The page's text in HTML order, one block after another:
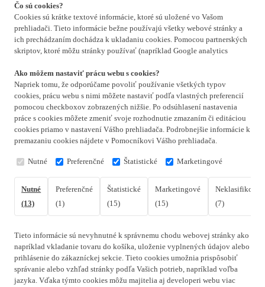
Čo sú cookies?
Cookies sú krátke textové informácie, ktoré sú uložené vo Vašom
prehliadači. Tieto informácie bežne používajú všetky webové stránky a
ich prechádzaním dochádza k ukladaniu cookies. Pomocou partnerských
skriptov, ktoré môžu stránky používať (napríklad Google analytics
Ako môžem nastaviť prácu webu s cookies?
Napriek tomu, že odporúčame povoliť používanie všetkých typov
cookies, prácu webu s nimi môžete nastaviť podľa vlastných preferencií
pomocou checkboxov zobrazených nižšie. Po odsúhlasení nastavenia
práce s cookies môžete zmeniť svoje rozhodnutie zmazaním či editáciou
cookies priamo v nastavení Vášho prehliadača. Podrobnejšie informácie k
premazaniu cookies nájdete v Pomocníkovi Vášho prehliadača.
Nutné Preferenčné Štatistické Marketingové
Nutné
(13)
Preferenčné
(1)
Štatistické
(15)
Marketingové
(15)
(7)
Tieto informácie sú nevyhnutné k správnemu chodu webovej stránky ako
napríklad vkladanie tovaru do košíka, uloženie vyplnených údajov alebo
prihlásenie do zákazníckej sekcie. Tieto cookies umožnia prispôsobiť
správanie alebo vzhľad stránky podľa Vašich potrieb, napríklad voľba
jazyka. Vďaka týmto cookies môžu majitelia aj developeri webu viac